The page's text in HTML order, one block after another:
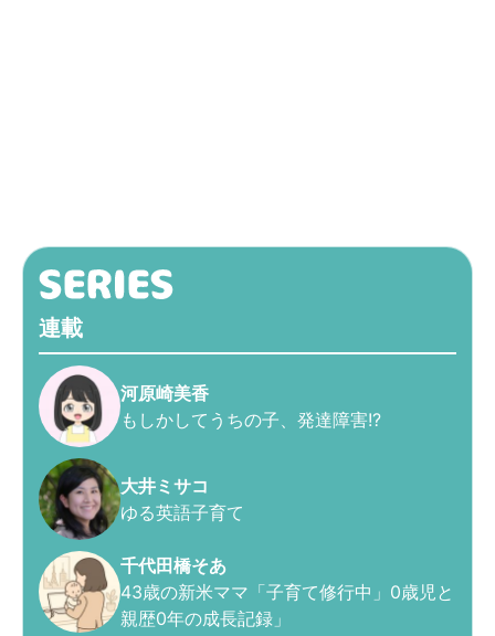
連載
河原崎美香
もしかしてうちの子、発達障害!?
大井ミサコ
ゆる英語子育て
千代田橋そあ
43歳の新米ママ「子育て修行中」0歳児と
親歴0年の成長記録」